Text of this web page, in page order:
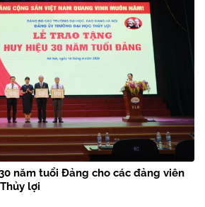
năm tuổi Đảng cho các đảng viên
lợi